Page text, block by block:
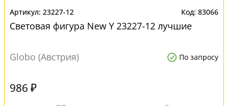
23227-12 83066
Световая фигура New Y 23227-12 лучшие
Globo (Австрия) По запросу
986 ₽